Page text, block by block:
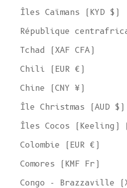
Îles Caïmans (KYD $)
République
Tchad (XAF CFA)
Chili (EUR €)
Chine (CNY ¥)
Île Christmas (AUD $)
Îles Cocos (Keeling)
Colombie (EUR €)
Comores (KMF Fr)
Congo - Brazzaville